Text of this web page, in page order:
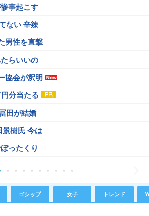
事起こす
ない 辛辣
男性を直撃
らいいの
協会が釈明
分当たる
田が結婚
景樹氏 今は
ったくり
ゴシップ 女子 トレンド